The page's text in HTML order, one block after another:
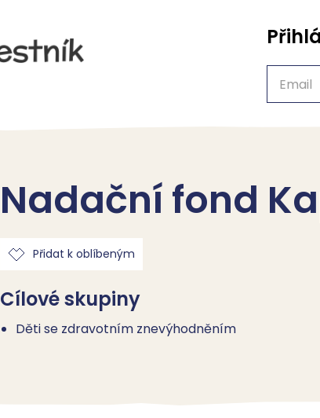
Nadační fond
Přidat k oblíbeným
Cílové skupiny
Děti se zdravotním znevýhodněním